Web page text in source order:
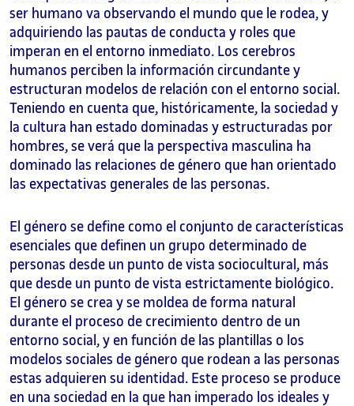
ser humano va observando el mundo que le rodea, y
adquiriendo las pautas de conducta y roles que
imperan en el entorno inmediato. Los cerebros
humanos perciben la información circundante y
estructuran modelos de relación con el entorno social.
Teniendo en cuenta que, históricamente, la sociedad y
la cultura han estado dominadas y estructuradas por
hombres, se verá que la perspectiva masculina ha
dominado las relaciones de género que han orientado
las expectativas generales de las personas.
El género se define como el conjunto de características
esenciales que definen un grupo determinado de
personas desde un punto de vista sociocultural, más
que desde un punto de vista estrictamente biológico.
El género se crea y se moldea de forma natural
durante el proceso de crecimiento dentro de un
entorno social, y en función de las plantillas o los
modelos sociales de género que rodean a las personas
estas adquieren su identidad. Este proceso se produce
en una sociedad en la que han imperado los ideales y